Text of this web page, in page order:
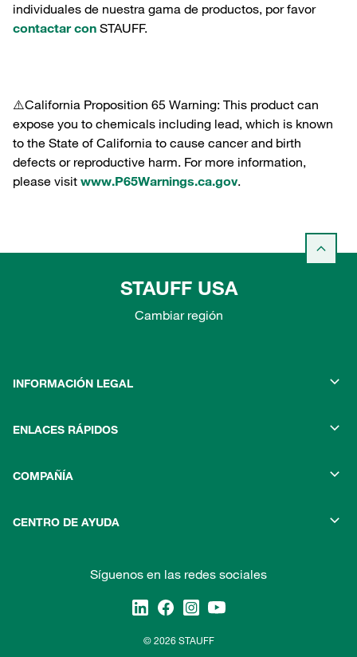
individuales de nuestra gama de productos, por favor
contactar con STAUFF.
⚠️California Proposition 65 Warning: This product can
expose you to chemicals including lead, which is known
to the State of California to cause cancer and birth
defects or reproductive harm. For more information,
please visit www.P65Warnings.ca.gov.
STAUFF USA
Cambiar región
INFORMACIÓN LEGAL
ENLACES RÁPIDOS
COMPAÑÍA
CENTRO DE AYUDA
Síguenos en las redes sociales
© 2026 STAUFF